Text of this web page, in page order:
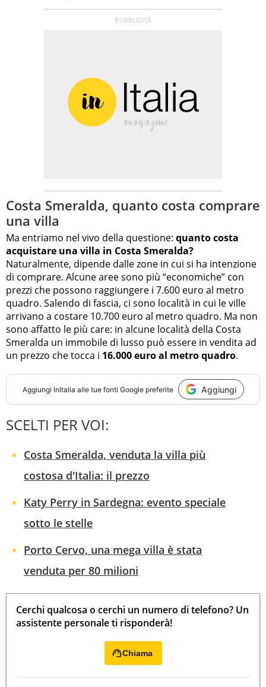
Costa Smeralda, quanto costa comprare
una villa
Ma entriamo nel vivo della questione: quanto costa
acquistare una villa in Costa Smeralda?
Naturalmente, dipende dalle zone in cui si ha intenzione
di comprare. Alcune aree sono più “economiche” con
prezzi che possono raggiungere i 7.600 euro al metro
quadro. Salendo di fascia, ci sono località in cui le ville
arrivano a costare 10.700 euro al metro quadro. Ma non
sono affatto le più care: in alcune località della Costa
Smeralda un immobile di lusso può essere in vendita ad
un prezzo che tocca i 16.000 euro al metro quadro.
Aggiungi InItalia alle tue fonti Google preferite Aggiungi
SCELTI PER VOI:
Costa Smeralda, venduta la villa più
costosa d'Italia: il prezzo
Katy Perry in Sardegna: evento speciale
sotto le stelle
Porto Cervo, una mega villa è stata
venduta per 80 milioni
Cerchi qualcosa o cerchi un numero di telefono? Un
assistente personale ti risponderà!
Chiama